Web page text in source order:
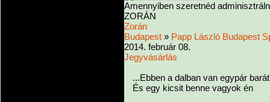
Amennyiben szeretnéd
ZORÁN
Zorán
Budapest » Papp László Budapest
2014. február 08.
Jegyvásárlás
...Ebben a dalban van egypár barát
És egy kicsit benne vagyok én